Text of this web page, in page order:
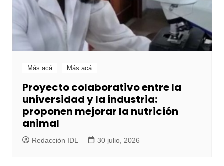
Más acá Más acá
Proyecto colaborativo entre la
universidad y la industria:
proponen mejorar la nutrición
animal
Redacción IDL 30 julio, 2026